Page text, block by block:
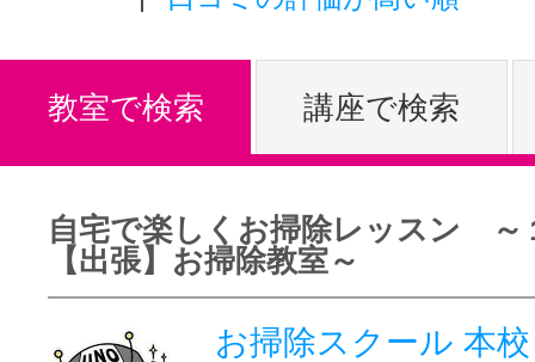
特集をみる
グッドスク
掲載のお問
教室で検索 講座で検索
自宅で楽しくお掃除レッスン ～
【出張】お掃除教室～
お掃除スクール 本校